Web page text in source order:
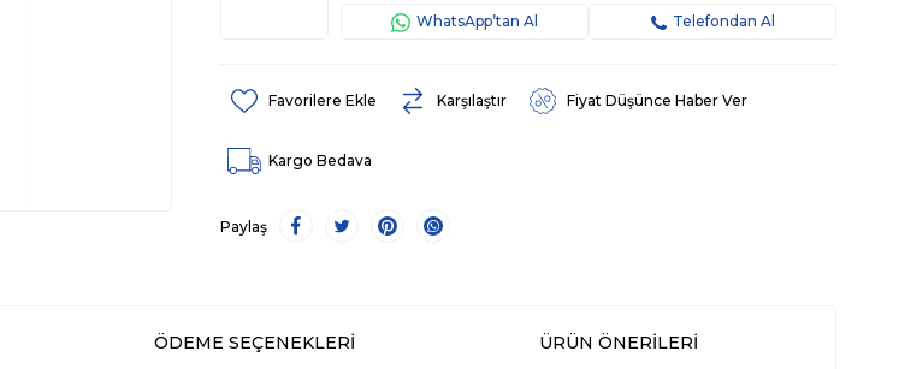
WhatsApp’tan Al Telefondan Al
Favorilere Ekle Karşılaştır Fiyat Düşünce Haber Ver
Kargo Bedava
Paylaş
ÖDEME SEÇENEKLERI ÜRÜN ÖNERILERI